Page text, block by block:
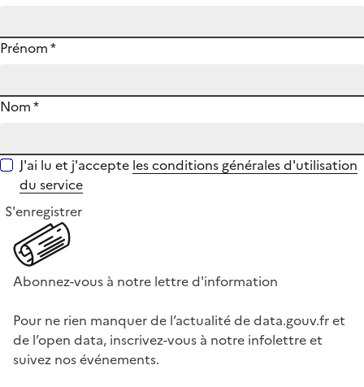
Prénom*
Nom*
J'ai lu et j'accepte les conditions générales d'utilisation
du service
S'enregistrer
Abonnez-vous à notre lettre d'information
Pour ne rien manquer de l’actualité de data.gouv.fr et
de l’open data, inscrivez-vous à notre infolettre et
suivez nos événements.